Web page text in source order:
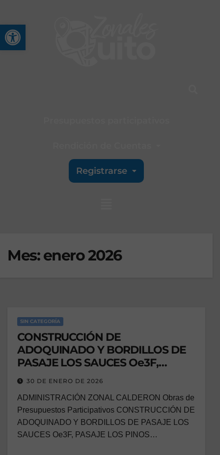
Abrir barra de
Registrarse
Mes:enero 2026
SIN CATEGORÍA
CONSTRUCCIÓN DE
ADOQUINADO Y BORDILLOS DE
PASAJE LOS SAUCES Oe3F,
PASAJE LOS PINOS Oe4c Y JAIME
ROLDOS AGUILERA DEL BARRIO
EL CARMELO, PARROQUIA LLANO
CHICO
30 DE ENERO DE 2026
ADMINISTRACIÓN ZONAL CALDERON Obras de
Presupuestos Participativos CONSTRUCCIÓN DE
ADOQUINADO Y BORDILLOS DE PASAJE LOS
SAUCES Oe3F, PASAJE LOS PINOS…